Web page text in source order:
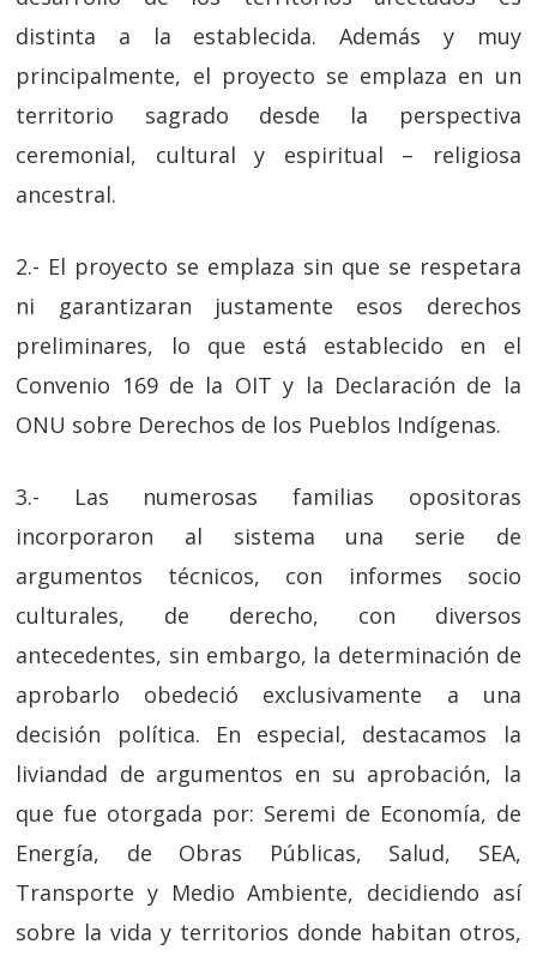
distinta a la establecida. Además y muy
principalmente, el proyecto se emplaza en un
territorio sagrado desde la perspectiva
ceremonial, cultural y espiritual – religiosa
ancestral.
2.- El proyecto se emplaza sin que se respetara
ni garantizaran justamente esos derechos
preliminares, lo que está establecido en el
Convenio 169 de la OIT y la Declaración de la
ONU sobre Derechos de los Pueblos Indígenas.
3.- Las numerosas familias opositoras
incorporaron al sistema una serie de
argumentos técnicos, con informes socio
culturales, de derecho, con diversos
antecedentes, sin embargo, la determinación de
aprobarlo obedeció exclusivamente a una
decisión política. En especial, destacamos la
liviandad de argumentos en su aprobación, la
que fue otorgada por: Seremi de Economía, de
Energía, de Obras Públicas, Salud, SEA,
Transporte y Medio Ambiente, decidiendo así
sobre la vida y territorios donde habitan otros,